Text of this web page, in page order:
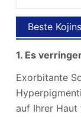
Beste
1. Es
Exorbitante
auf Ihrer Haut